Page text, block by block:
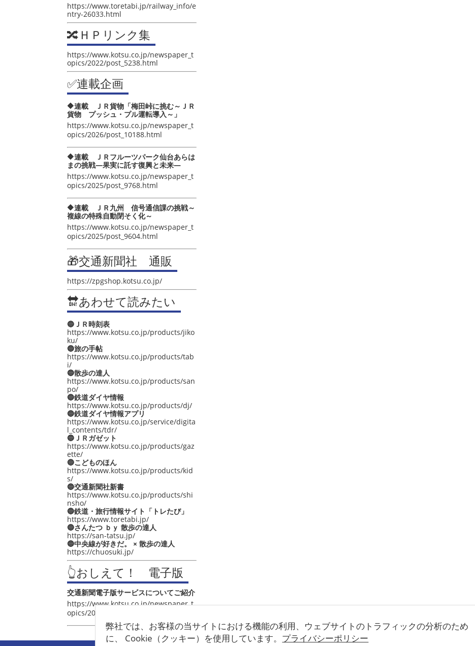
弊社では、お客様の当サイトにおける機能の利用、ウェブサイトのトラフィックの分析のため
に、 Cookie（クッキー）を使用しています。 プライバシーポリシー
https://www.toretabi.jp/railway_info/e
ntry-26033.html
🔀ＨＰリンク集
https://www.kotsu.co.jp/newspaper_t
opics/2022/post_5238.html
✅連載企画
🔶連載 ＪＲ貨物「梅田峠に挑む～ＪＲ
貨物 プッシュ・プル運転導入～」
https://www.kotsu.co.jp/newspaper_t
opics/2026/post_10188.html
🔶連載 ＪＲフルーツパーク仙台あらは
まの挑戦―果実に託す復興と未来―
https://www.kotsu.co.jp/newspaper_t
opics/2025/post_9768.html
🔶連載 ＪＲ九州 信号通信課の挑戦～
複線の特殊自動閉そく化～
https://www.kotsu.co.jp/newspaper_t
opics/2025/post_9604.html
🎁交通新聞社 通販
https://zpgshop.kotsu.co.jp/
🔛あわせて読みたい
🔵ＪＲ時刻表
https://www.kotsu.co.jp/products/jiko
ku/
🔵旅の手帖
https://www.kotsu.co.jp/products/tab
i/
🔵散歩の達人
https://www.kotsu.co.jp/products/san
po/
🔵鉄道ダイヤ情報
https://www.kotsu.co.jp/products/dj/
🔵鉄道ダイヤ情報アプリ
https://www.kotsu.co.jp/service/digita
l_contents/tdr/
🔵ＪＲガゼット
https://www.kotsu.co.jp/products/gaz
ette/
🔵こどものほん
https://www.kotsu.co.jp/products/kid
s/
🔵交通新聞社新書
https://www.kotsu.co.jp/products/shi
nsho/
🔵鉄道・旅行情報サイト「トレたび」
https://www.toretabi.jp/
🔵さんたつ ｂｙ 散歩の達人
https://san-tatsu.jp/
🔵中央線が好きだ。 × 散歩の達人
https://chuosuki.jp/
👆おしえて！ 電子版
交通新聞電子版サービスについてご紹介
https://www.kotsu.co.jp/newspaper_t
opics/2021/post_4048.html